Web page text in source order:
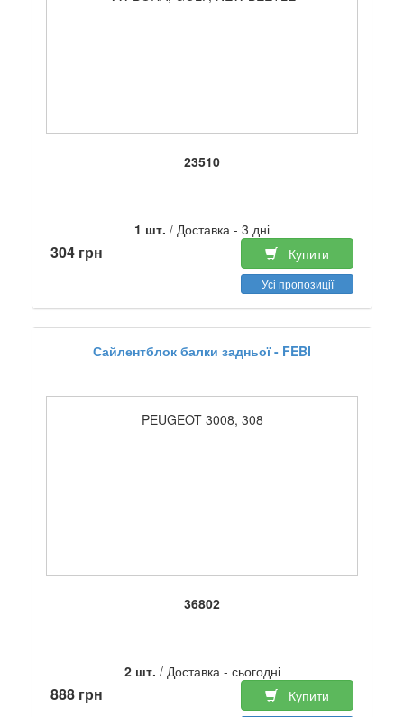
23510
1 шт. / Доставка - 3 дні
304 грн Купити
Усі пропозиції
Сайлентблок балки задньої - FEBI
PEUGEOT 3008, 308
36802
2 шт. / Доставка - сьогодні
888 грн Купити